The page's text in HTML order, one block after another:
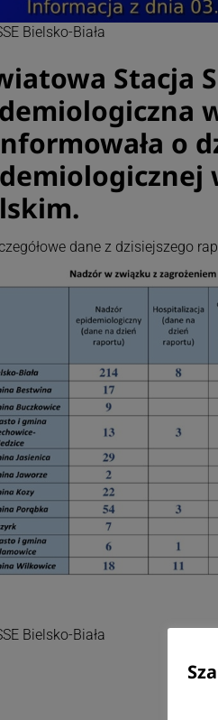
Bielsko-Biała
Stacja
o
dane z dzisiejszego
Bielsko-Biała